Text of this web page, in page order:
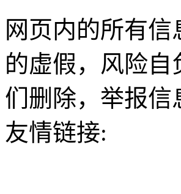
网页内的所有
的虚假，风险
们删除，举报
友情链接: